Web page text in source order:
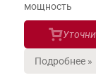
мощность
Подробнее »